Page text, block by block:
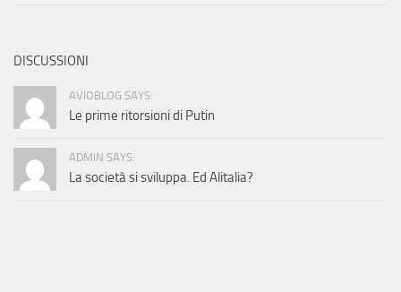
DISCUSSIONI
AVIOBLOG SAYS:
Le prime ritorsioni di Putin
ADMIN SAYS:
La società si sviluppa. Ed Alitalia?